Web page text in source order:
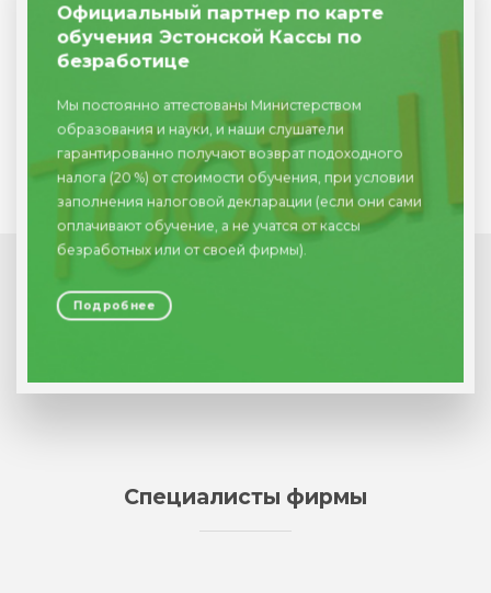
Официальный партнер по карте
обучения Эстонской Кассы по
безработице
Мы постоянно аттестованы Министерством
образования и науки, и наши слушатели
гарантированно получают возврат подоходного
налога (20 %) от стоимости обучения, при условии
заполнения налоговой декларации (если они сами
оплачивают обучение, а не учатся от кассы
безработных или от своей фирмы).
Подробнее
Специалисты фирмы